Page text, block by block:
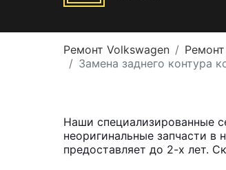
Ремонт Volkswagen
Замена заднего контура
Наши специализированные
неоригинальные запчасти
предоставляет до 2-х лет.